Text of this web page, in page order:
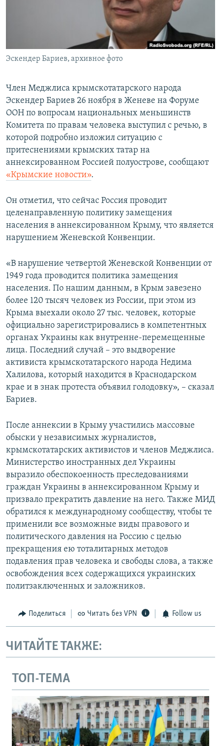
УКРАИНСКАЯ ПРОБЛЕМА КРЫМА
Эскендер Бариев, архивное фото
Член Меджлиса крымскотатарского народа
Эскендер Бариев 26 ноября в Женеве на Форуме
ООН по вопросам национальных меньшинств
Комитета по правам человека выступил с речью, в
которой подробно изложил ситуацию с
притеснениями крымских татар на
аннексированном Россией полуострове, сообщают
«Крымские новости».
Он отметил, что сейчас Россия проводит
целенаправленную политику замещения
населения в аннексированном Крыму, что является
нарушением Женевской Конвенции.
«В нарушение четвертой Женевской Конвенции от
1949 года проводится политика замещения
населения. По нашим данным, в Крым завезено
более 120 тысяч человек из России, при этом из
Крыма выехали около 27 тыс. человек, которые
официально зарегистрировались в компетентных
органах Украины как внутренне-перемещенные
лица. Последний случай – это выдворение
активиста крымскотатарского народа Недима
Халилова, который находится в Краснодарском
крае и в знак протеста объявил голодовку», – сказал
Бариев.
После аннексии в Крыму участились массовые
обыски у независимых журналистов,
крымскотатарских активистов и членов Меджлиса.
Министерство иностранных дел Украины
выразило обеспокоенность преследованиями
граждан Украины в аннексированном Крыму и
призвало прекратить давление на него. Также МИД
обратился к международному сообществу, чтобы те
применили все возможные виды правового и
политического давления на Россию с целью
прекращения ею тоталитарных методов
подавления прав человека и свободы слова, а также
освобождения всех содержащихся украинских
политзаключенных и заложников.
Поделиться Читать без VPN Follow us
ЧИТАЙТЕ ТАКЖЕ:
ТОП-ТЕМА